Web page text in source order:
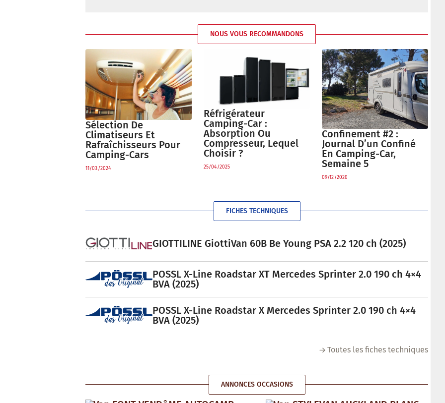
NOUS VOUS RECOMMANDONS
Sélection De
Climatiseurs Et
Rafraîchisseurs Pour
Camping-Cars
11/03/2024
Réfrigérateur
Camping-Car :
Absorption Ou
Compresseur, Lequel
Choisir ?
25/04/2025
Confinement #2 :
Journal D’un Confiné
En Camping-Car,
Semaine 5
09/12/2020
FICHES TECHNIQUES
GIOTTILINE GiottiVan 60B Be Young PSA 2.2 120 ch (2025)
POSSL X-Line Roadstar XT Mercedes Sprinter 2.0 190 ch 4×4
BVA (2025)
POSSL X-Line Roadstar X Mercedes Sprinter 2.0 190 ch 4×4
BVA (2025)
Toutes les fiches techniques
ANNONCES OCCASIONS